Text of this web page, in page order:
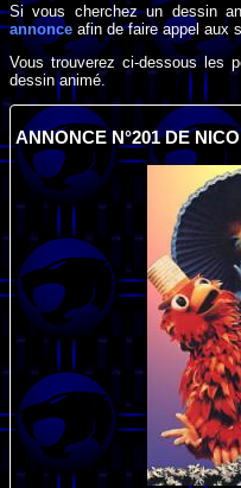
Si vous cherchez un dessin
annonce afin de faire appel aux
Vous trouverez ci-dessous les
dessin animé.
ANNONCE N°201 DE